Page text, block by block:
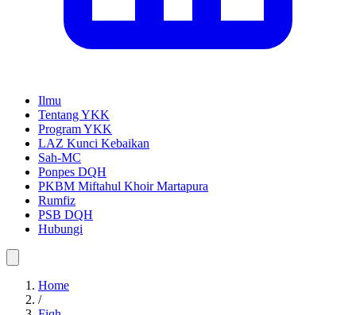
Ilmu
Tentang YKK
Program YKK
LAZ Kunci Kebaikan
Sah-MC
Ponpes DQH
PKBM Miftahul Khoir Martapura
Rumfiz
PSB DQH
Home